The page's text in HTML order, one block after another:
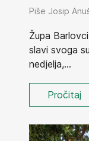
Piše Josip
Župa
slavi svoga
nedjelja,...
Pročitaj